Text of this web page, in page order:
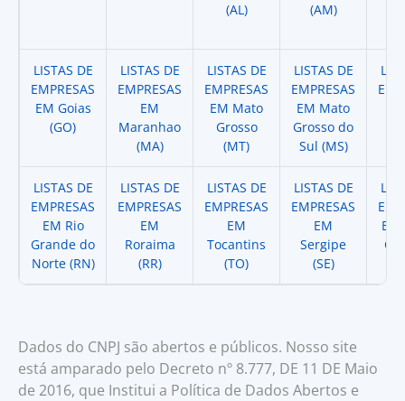
(AL)
(AM)
LISTAS DE
EMPRESAS
EM Goias
(GO)
LISTAS DE
EMPRESAS
EM
Maranhao
(MA)
LISTAS DE
EMPRESAS
EM Mato
Grosso
(MT)
LISTAS DE
EMPRESAS
EM Mato
Grosso do
Sul (MS)
LISTAS DE
EMPRESAS
EM Rio
Grande do
Norte (RN)
LISTAS DE
EMPRESAS
EM
Roraima
(RR)
LISTAS DE
EMPRESAS
EM
Tocantins
(TO)
LISTAS DE
EMPRESAS
EM
Sergipe
(SE)
EM
Dados do CNPJ são abertos e públicos. Nosso site
está amparado pelo Decreto nº 8.777, DE 11 DE Maio
de 2016, que Institui a Política de Dados Abertos e